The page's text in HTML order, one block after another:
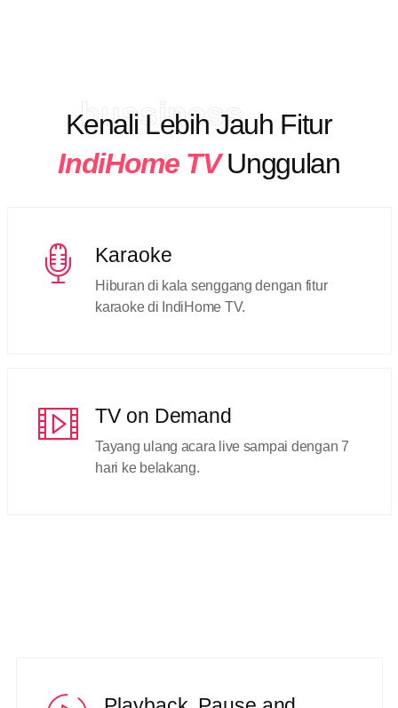
bussiness
Kenali Lebih Jauh Fitur
IndiHome TVUnggulan
Karaoke
Hiburan di kala senggang dengan fitur
karaoke di IndiHome TV.
TV on Demand
Tayang ulang acara live sampai dengan 7
hari ke belakang.